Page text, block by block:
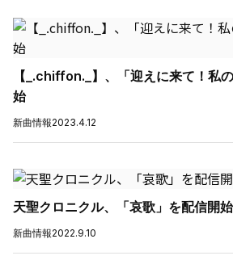
【_.chiffon._】、「迎えに来て！私
始
新曲情報2023.4.12
天聖クロニクル、「哀歌」を配信開始
新曲情報2022.9.10